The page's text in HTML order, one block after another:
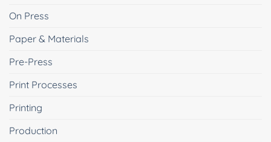
On Press
Paper & Materials
Pre-Press
Print Processes
Printing
Production